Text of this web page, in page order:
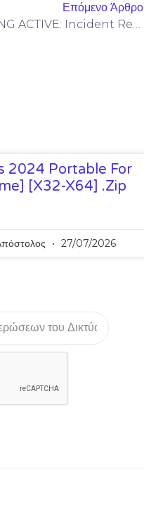
Επόμενο Άρθρο
INCIDENT TRACKING ACTIVE: Incident Report 0xa2f5ee8d6e6c273d03feb7c327431d6d3227e1c8: Persistent Debugging Trace
2024 Portable For
[x32-X64] .zip
27/07/2026